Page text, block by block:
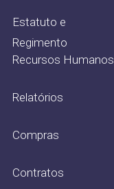
Estatuto e
Regimento
Recursos Humanos
Relatórios
Compras
Contratos